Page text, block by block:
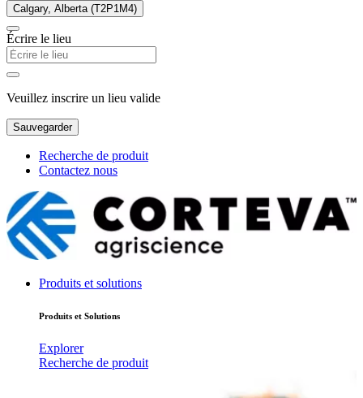
Calgary, Alberta (T2P1M4)
Écrire le lieu
Veuillez inscrire un lieu valide
Sauvegarder
Recherche de produit
Contactez nous
Produits et solutions
Produits et Solutions
Explorer
Recherche de produit